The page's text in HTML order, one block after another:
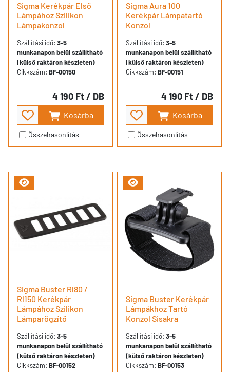
Sigma Kerékpár Első
Lámpához Szilikon
Lámpakonzol
Szállítási idő: 3-5
munkanapon belül szállítható
(külső raktáron készleten)
Cikkszám: BF-00150
4 190 Ft/ DB
Kosárba
Összehasonlítás
Sigma Aura 100
Kerékpár Lámpatartó
Konzol
Szállítási idő: 3-5
munkanapon belül szállítható
(külső raktáron készleten)
Cikkszám: BF-00151
4 190 Ft/ DB
Kosárba
Összehasonlítás
Sigma Buster Rl80 /
Rl150 Kerékpár
Lámpához Szilikon
Lámparögzítő
Szállítási idő: 3-5
munkanapon belül szállítható
(külső raktáron készleten)
Cikkszám: BF-00152
Sigma Buster Kerékpár
Lámpákhoz Tartó
Konzol Sisakra
Szállítási idő: 3-5
munkanapon belül szállítható
(külső raktáron készleten)
Cikkszám: BF-00153